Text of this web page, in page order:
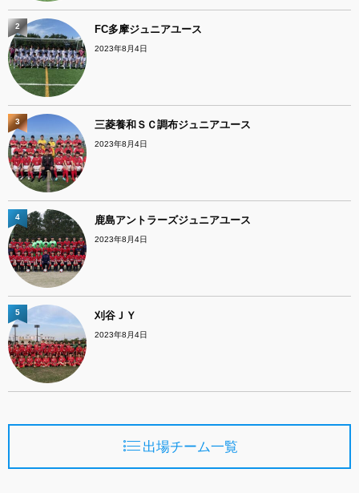
FC多摩ジュニアユース
2023年8月4日
2
三菱養和ＳＣ調布ジュニアユース
2023年8月4日
3
鹿島アントラーズジュニアユース
2023年8月4日
4
刈谷ＪＹ
2023年8月4日
5
出場チーム一覧